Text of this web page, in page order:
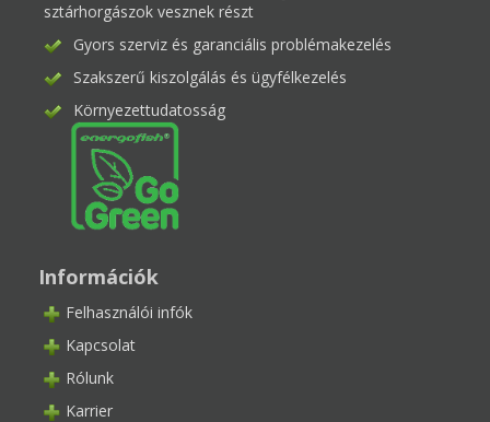
sztárhorgászok vesznek részt
Gyors szerviz és garanciális problémakezelés
Szakszerű kiszolgálás és ügyfélkezelés
Környezettudatosság
Információk
Felhasználói infók
Kapcsolat
Rólunk
Karrier